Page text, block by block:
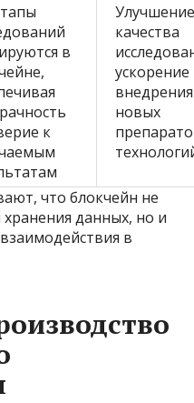
в
к
качества
ускорение
внедрения
новых
что блокчейн не
данных, но и
в